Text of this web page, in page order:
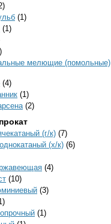
(1)
(1)
мелющие (помольные)
(4)
(1)
(2)
(г/к) (7)
(х/к) (6)
(4)
(10)
(3)
(1)